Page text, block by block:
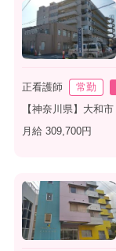
正看護師 常勤
【神奈川県】大和市
月給 309,700円